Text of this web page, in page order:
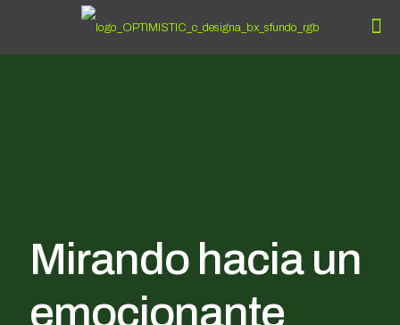
Mirando hacia un
emocionante